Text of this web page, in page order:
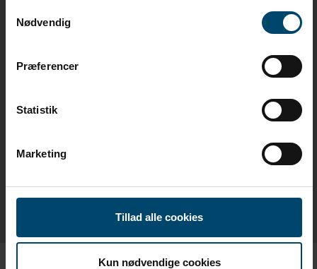
Nødvendig
Præferencer
Statistik
Marketing
Tillad alle cookies
Kun nødvendige cookies
Renoveringsmanchet
renoveringsmansjett